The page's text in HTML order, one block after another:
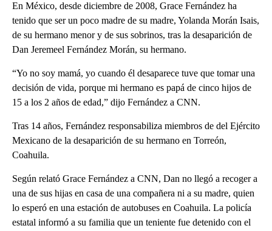
En México, desde diciembre de 2008, Grace Fernández ha
tenido que ser un poco madre de su madre, Yolanda Morán Isais,
de su hermano menor y de sus sobrinos, tras la desaparición de
Dan Jeremeel Fernández Morán, su hermano.
“Yo no soy mamá, yo cuando él desaparece tuve que tomar una
decisión de vida, porque mi hermano es papá de cinco hijos de
15 a los 2 años de edad,” dijo Fernández a CNN.
Tras 14 años, Fernández responsabiliza miembros de del Ejército
Mexicano de la desaparición de su hermano en Torreón,
Coahuila.
Según relató Grace Fernández a CNN, Dan no llegó a recoger a
una de sus hijas en casa de una compañera ni a su madre, quien
lo esperó en una estación de autobuses en Coahuila. La policía
estatal informó a su familia que un teniente fue detenido con el